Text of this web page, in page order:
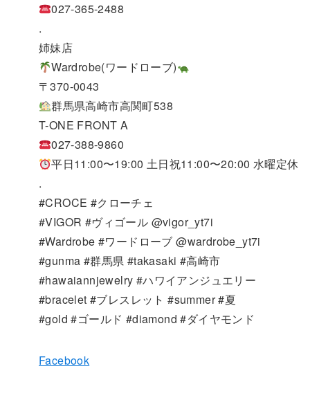
027-365-2488
.
姉妹店
Wardrobe(ワードローブ)
〒370-0043
群馬県高崎市高関町538
T-ONE FRONT A
027-388-9860
平日11:00〜19:00 土日祝11:00〜20:00 水曜定休
.
#CROCE #クローチェ
#VIGOR #ヴィゴール @vigor_yt7i
#Wardrobe #ワードローブ @wardrobe_yt7i
#gunma #群馬県 #takasaki #高崎市
#hawaiannjewelry #ハワイアンジュエリー
#bracelet #ブレスレット #summer #夏
#gold #ゴールド #diamond #ダイヤモンド
Facebook